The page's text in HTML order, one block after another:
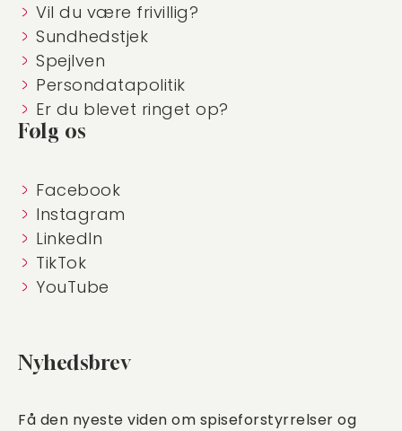
Vil du være frivillig?
Sundhedstjek
Spejlven
Persondatapolitik
Er du blevet ringet op?
Følg os
Facebook
Instagram
LinkedIn
TikTok
YouTube
Nyhedsbrev
Få den nyeste viden om spiseforstyrrelser og